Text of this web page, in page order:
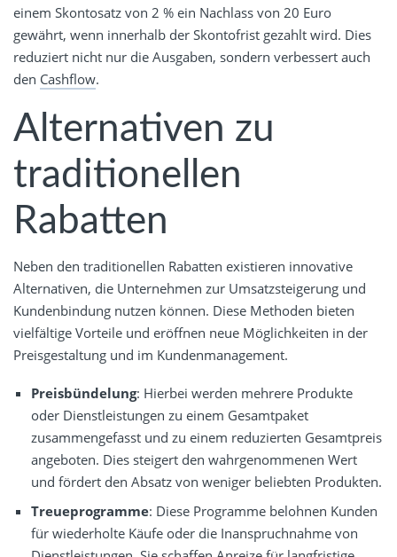
einem Skontosatz von 2 % ein Nachlass von 20 Euro
gewährt, wenn innerhalb der Skontofrist gezahlt wird. Dies
reduziert nicht nur die Ausgaben, sondern verbessert auch
den Cashflow.
Alternativen zu
traditionellen
Rabatten
Neben den traditionellen Rabatten existieren innovative
Alternativen, die Unternehmen zur Umsatzsteigerung und
Kundenbindung nutzen können. Diese Methoden bieten
vielfältige Vorteile und eröffnen neue Möglichkeiten in der
Preisgestaltung und im Kundenmanagement.
Preisbündelung: Hierbei werden mehrere Produkte
oder Dienstleistungen zu einem Gesamtpaket
zusammengefasst und zu einem reduzierten Gesamtpreis
angeboten. Dies steigert den wahrgenommenen Wert
und fördert den Absatz von weniger beliebten Produkten.
Treueprogramme: Diese Programme belohnen Kunden
für wiederholte Käufe oder die Inanspruchnahme von